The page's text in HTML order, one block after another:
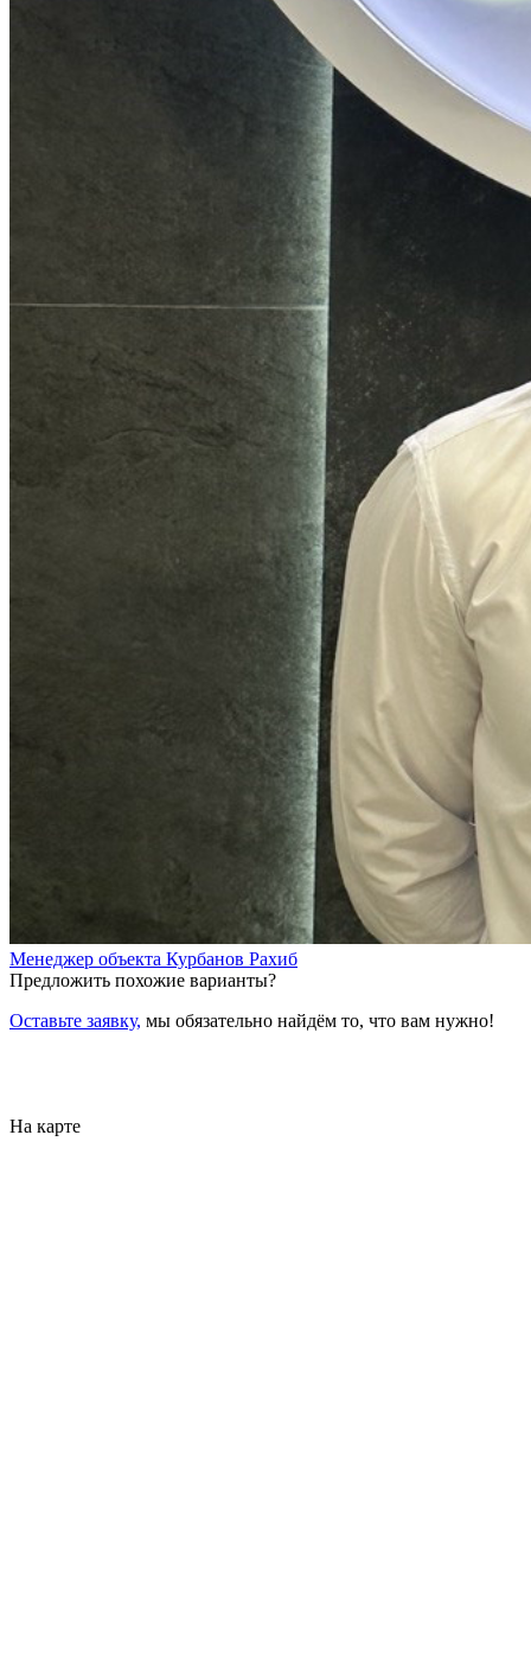
Менеджер объекта Курбанов Рахиб
Предложить похожие варианты?
Оставьте заявку, мы обязательно найдём то, что вам нужно!
На карте